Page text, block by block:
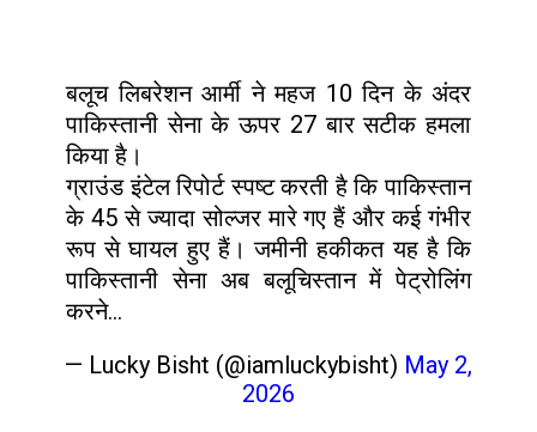
बलूच लिबरेशन आर्मी ने महज 10 दिन के अंदर
पाकिस्तानी सेना के ऊपर 27 बार सटीक हमला
किया है।
ग्राउंड इंटेल रिपोर्ट स्पष्ट करती है कि पाकिस्तान
के 45 से ज्यादा सोल्जर मारे गए हैं और कई गंभीर
रूप से घायल हुए हैं। जमीनी हकीकत यह है कि
पाकिस्तानी सेना अब बलूचिस्तान में पेट्रोलिंग
करने…
— Lucky Bisht (@iamluckybisht) May 2,
2026